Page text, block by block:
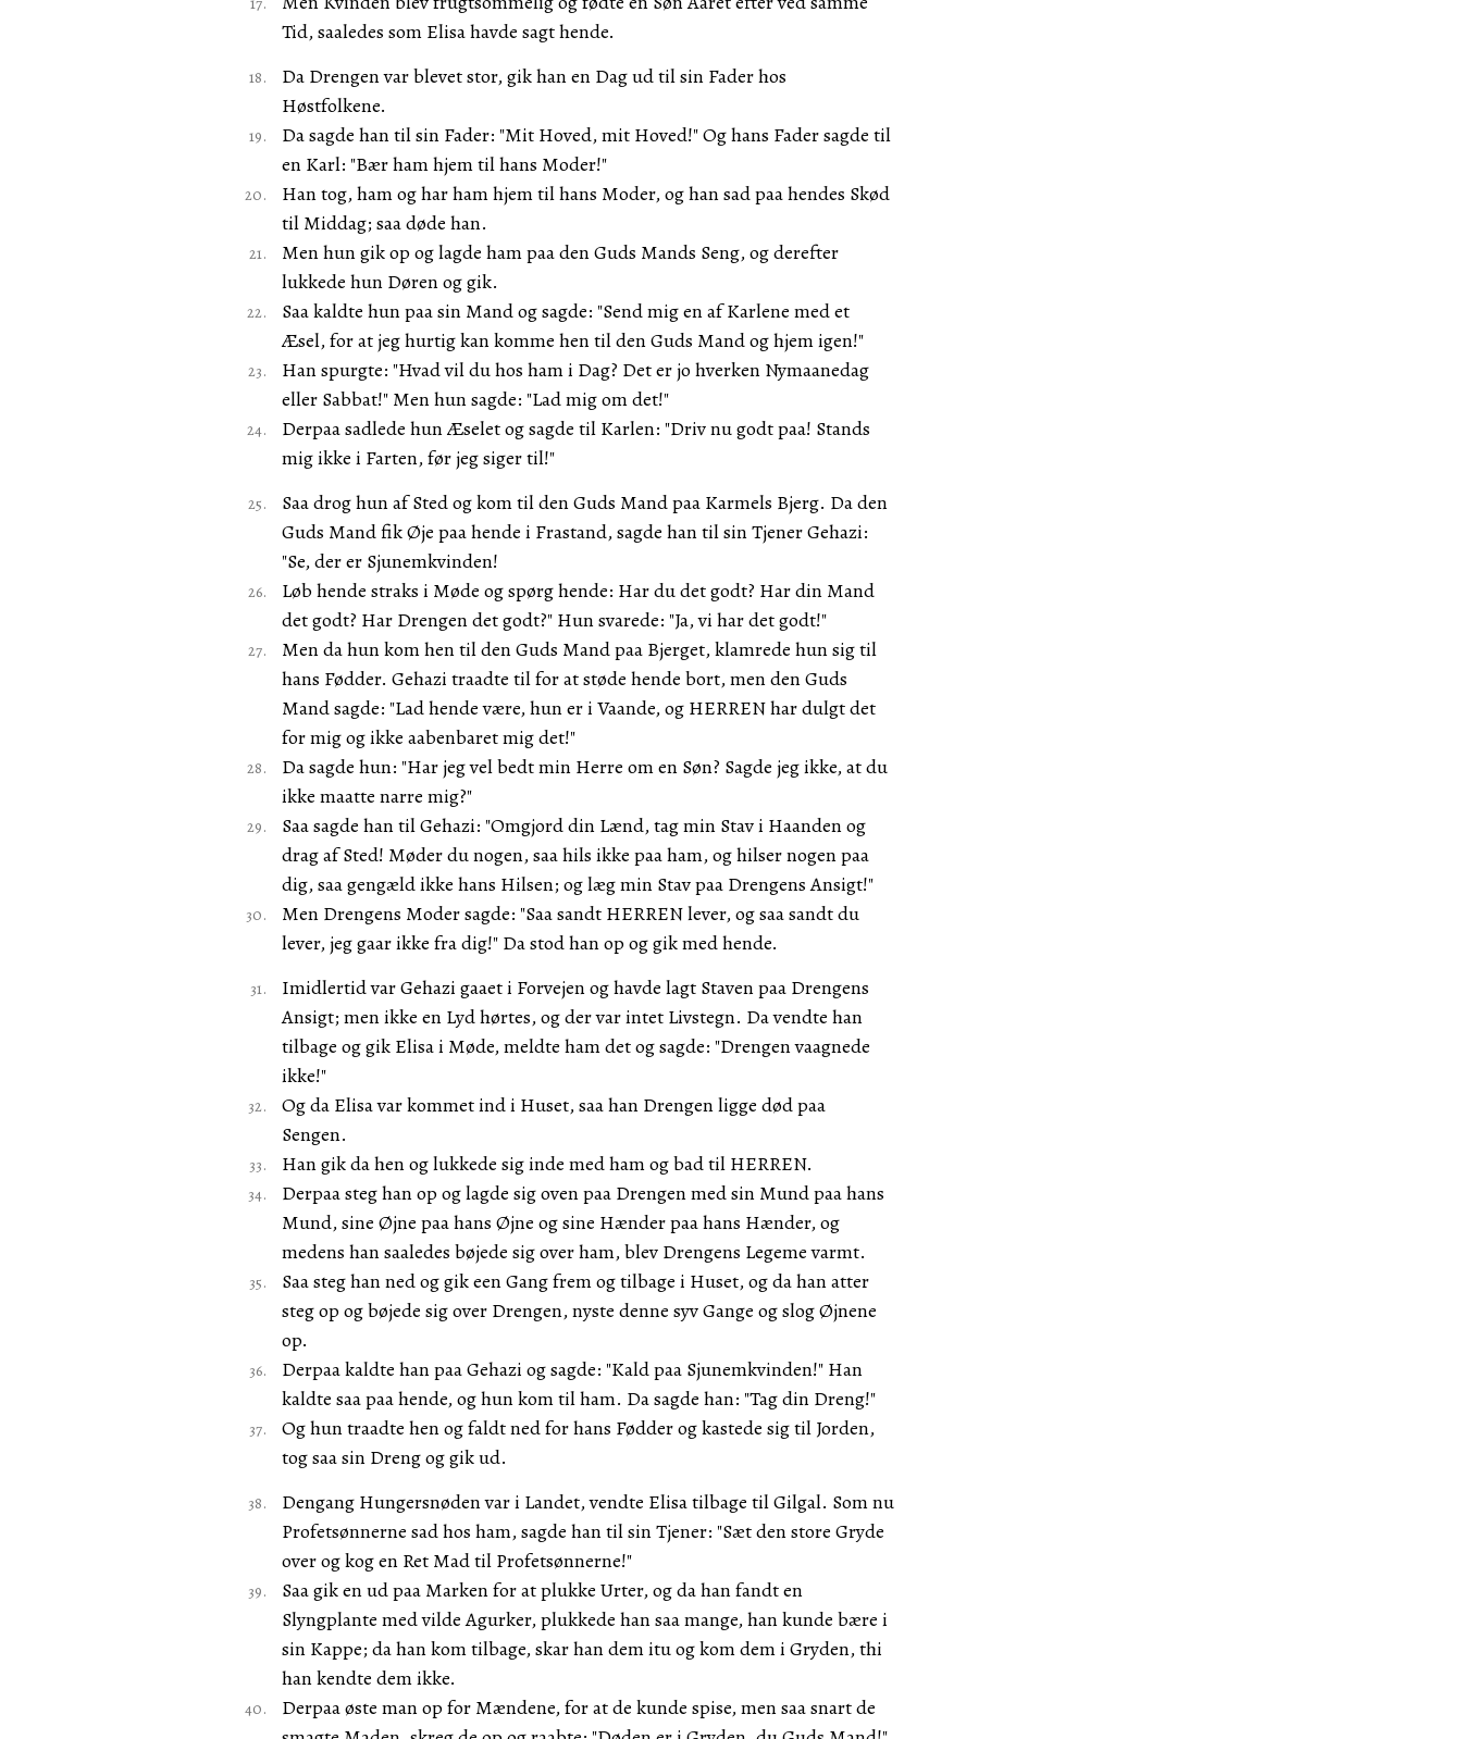
Tid, saaledes som Elisa havde sagt hende.
Da Drengen var blevet stor, gik han en Dag ud til sin Fader hos
Høstfolkene.
Da sagde han til sin Fader: "Mit Hoved, mit Hoved!" Og hans Fader sagde til
en Karl: "Bær ham hjem til hans Moder!"
Han tog, ham og har ham hjem til hans Moder, og han sad paa hendes Skød
til Middag; saa døde han.
Men hun gik op og lagde ham paa den Guds Mands Seng, og derefter
lukkede hun Døren og gik.
Saa kaldte hun paa sin Mand og sagde: "Send mig en af Karlene med et
Æsel, for at jeg hurtig kan komme hen til den Guds Mand og hjem igen!"
Han spurgte: "Hvad vil du hos ham i Dag? Det er jo hverken Nymaanedag
eller Sabbat!" Men hun sagde: "Lad mig om det!"
Derpaa sadlede hun Æselet og sagde til Karlen: "Driv nu godt paa! Stands
mig ikke i Farten, før jeg siger til!"
Saa drog hun af Sted og kom til den Guds Mand paa Karmels Bjerg. Da den
Guds Mand fik Øje paa hende i Frastand, sagde han til sin Tjener Gehazi:
"Se, der er Sjunemkvinden!
Løb hende straks i Møde og spørg hende: Har du det godt? Har din Mand
det godt? Har Drengen det godt?" Hun svarede: "Ja, vi har det godt!"
Men da hun kom hen til den Guds Mand paa Bjerget, klamrede hun sig til
hans Fødder. Gehazi traadte til for at støde hende bort, men den Guds
Mand sagde: "Lad hende være, hun er i Vaande, og HERREN har dulgt det
for mig og ikke aabenbaret mig det!"
Da sagde hun: "Har jeg vel bedt min Herre om en Søn? Sagde jeg ikke, at du
ikke maatte narre mig?"
Saa sagde han til Gehazi: "Omgjord din Lænd, tag min Stav i Haanden og
drag af Sted! Møder du nogen, saa hils ikke paa ham, og hilser nogen paa
dig, saa gengæld ikke hans Hilsen; og læg min Stav paa Drengens Ansigt!"
Men Drengens Moder sagde: "Saa sandt HERREN lever, og saa sandt du
lever, jeg gaar ikke fra dig!" Da stod han op og gik med hende.
Imidlertid var Gehazi gaaet i Forvejen og havde lagt Staven paa Drengens
Ansigt; men ikke en Lyd hørtes, og der var intet Livstegn. Da vendte han
tilbage og gik Elisa i Møde, meldte ham det og sagde: "Drengen vaagnede
ikke!"
Og da Elisa var kommet ind i Huset, saa han Drengen ligge død paa
Sengen.
Han gik da hen og lukkede sig inde med ham og bad til HERREN.
Derpaa steg han op og lagde sig oven paa Drengen med sin Mund paa hans
Mund, sine Øjne paa hans Øjne og sine Hænder paa hans Hænder, og
medens han saaledes bøjede sig over ham, blev Drengens Legeme varmt.
Saa steg han ned og gik een Gang frem og tilbage i Huset, og da han atter
steg op og bøjede sig over Drengen, nyste denne syv Gange og slog Øjnene
op.
Derpaa kaldte han paa Gehazi og sagde: "Kald paa Sjunemkvinden!" Han
kaldte saa paa hende, og hun kom til ham. Da sagde han: "Tag din Dreng!"
Og hun traadte hen og faldt ned for hans Fødder og kastede sig til Jorden,
tog saa sin Dreng og gik ud.
Dengang Hungersnøden var i Landet, vendte Elisa tilbage til Gilgal. Som nu
Profetsønnerne sad hos ham, sagde han til sin Tjener: "Sæt den store Gryde
over og kog en Ret Mad til Profetsønnerne!"
Saa gik en ud paa Marken for at plukke Urter, og da han fandt en
Slyngplante med vilde Agurker, plukkede han saa mange, han kunde bære i
sin Kappe; da han kom tilbage, skar han dem itu og kom dem i Gryden, thi
han kendte dem ikke.
Derpaa øste man op for Mændene, for at de kunde spise, men saa snart de